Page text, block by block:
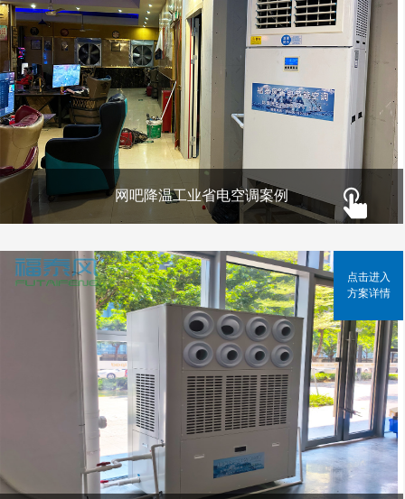
网吧降温工业省电空调案例
点击进入
方案详情